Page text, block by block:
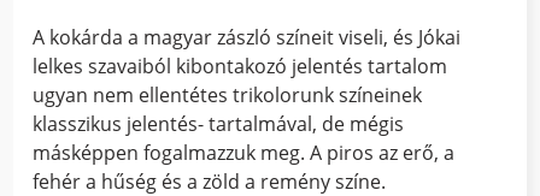
A kokárda a magyar zászló színeit viseli, és Jókai
lelkes szavaiból kibontakozó jelentés tartalom
ugyan nem ellentétes trikolorunk színeinek
klasszikus jelentés- tartalmával, de mégis
másképpen fogalmazzuk meg. A piros az erő, a
fehér a hűség és a zöld a remény színe.